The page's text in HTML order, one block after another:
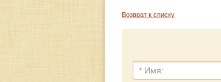
Возврат к списку